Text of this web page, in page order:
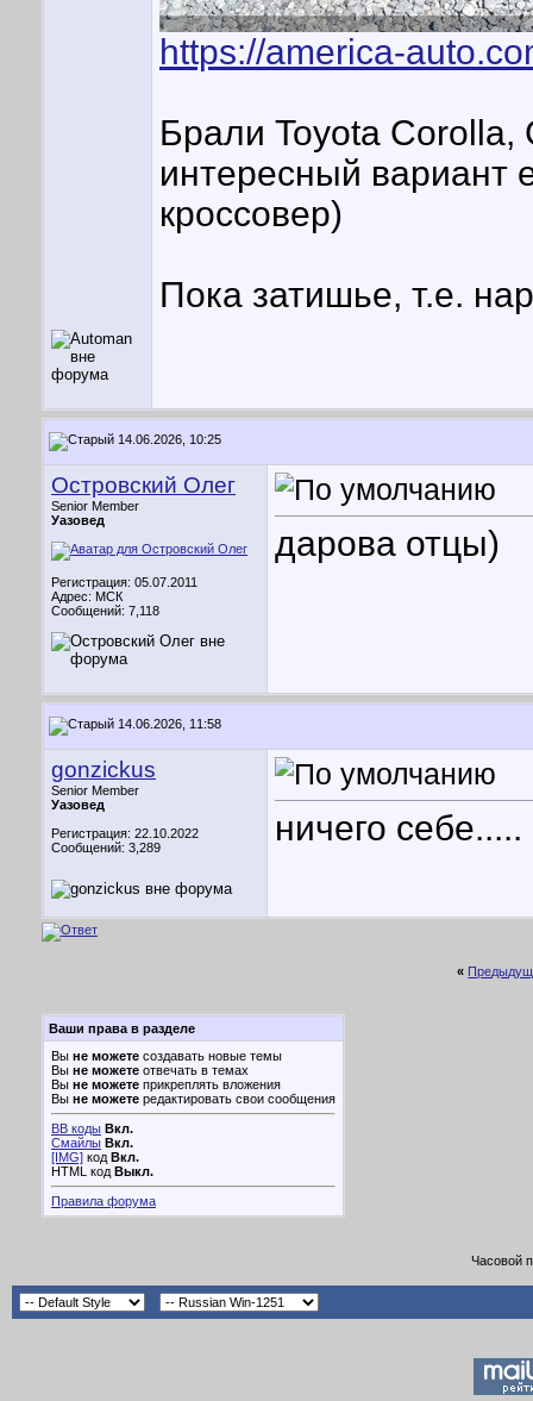
https://america-
Брали Toyota Corolla,
интересный вариант
кроссовер)
Пока затишье, т.е.
14.06.2026, 10:25
Островский Олег
Senior Member
Уазовед
Регистрация: 05.07.2011
Адрес: МСК
Сообщений: 7,118
дарова отцы)
14.06.2026, 11:58
gonzickus
Senior Member
Уазовед
Регистрация: 22.10.2022
Сообщений: 3,289
ничего себе.....
«
Ваши права в разделе
Вы не можете создавать новые темы
Вы не можете отвечать в темах
Вы не можете прикреплять вложения
Вы не можете редактировать свои сообщения
BB коды Вкл.
Смайлы Вкл.
[IMG] код Вкл.
HTML код Выкл.
Правила форума
Часовой